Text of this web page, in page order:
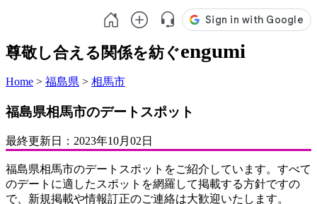
尊敬し合える関係を紡ぐengumi
Home > 福島県 > 相馬市
福島県相馬市のデートスポット
最終更新日： 2023年10月02日
福島県相馬市のデートスポットをご紹介しています。すべて
のデートに適したスポットを網羅して掲載する方針ですの
で、新規掲載や情報訂正のご連絡は大歓迎いたします。